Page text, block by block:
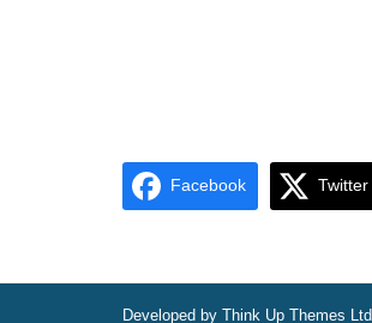
Facebook Twitter
Developed by Think Up Themes Ltd